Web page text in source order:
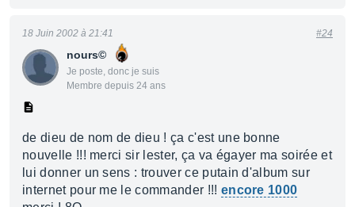
nours©
Je poste, donc je suis
Membre depuis 24 ans
18 Juin 2002 à 21:41 #24
de dieu de nom de dieu ! ça c'est une bonne
nouvelle !!! merci sir lester, ça va égayer ma soirée et
lui donner un sens : trouver ce putain d'album sur
internet pour me le commander !!! encore 1000